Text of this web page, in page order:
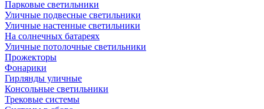
Парковые светильники
Уличные подвесные светильники
Уличные настенные светильники
На солнечных батареях
Уличные потолочные светильники
Прожекторы
Фонарики
Гирлянды уличные
Консольные светильники
Трековые системы